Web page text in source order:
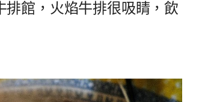
排館，火焰牛排很吸睛，飲